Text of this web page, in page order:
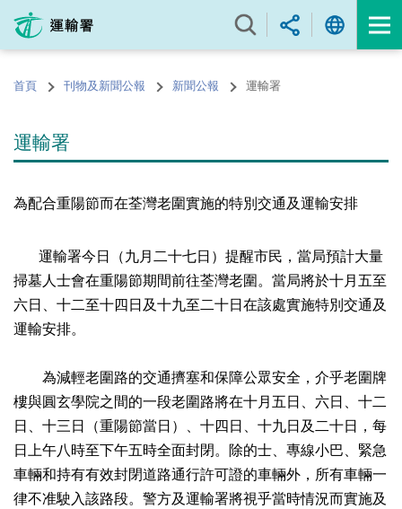
內
的首頁 刊物及新聞公報 新聞公報 運輸署
運輸署
為配合重陽節而在荃灣老圍實施的特別交通及運輸安排
運輸署今日（九月二十七日）提醒市民，當局預計大量
掃墓人士會在重陽節期間前往荃灣老圍。當局將於十月五至
六日、十二至十四日及十九至二十日在該處實施特別交通及
運輸安排。
為減輕老圍路的交通擠塞和保障公眾安全，介乎老圍牌
樓與圓玄學院之間的一段老圍路將在十月五日、六日、十二
日、十三日（重陽節當日）、十四日、十九日及二十日，每
日上午八時至下午五時全面封閉。除的士、專線小巴、緊急
車輛和持有有效封閉道路通行許可證的車輛外，所有車輛一
律不准駛入該路段。警方及運輸署將視乎當時情況而實施及